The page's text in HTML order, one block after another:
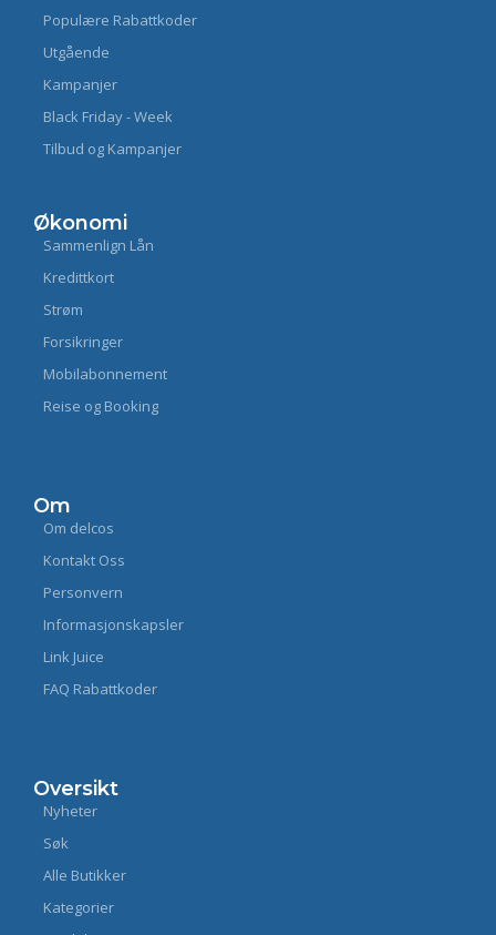
Populære Rabattkoder
Utgående
Kampanjer
Black Friday - Week
Tilbud og Kampanjer
Økonomi
Sammenlign Lån
Kredittkort
Strøm
Forsikringer
Mobilabonnement
Reise og Booking
Om
Om delcos
Kontakt Oss
Personvern
Informasjonskapsler
Link Juice
FAQ Rabattkoder
Oversikt
Nyheter
Søk
Alle Butikker
Kategorier